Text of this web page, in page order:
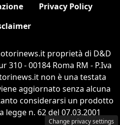
Privacy Policy
proprietà di D&D
310 - 00184 Roma RM - P.Iva
non è una testata
aggiornato senza alcuna
considerarsi un prodotto
n. 62 del 07.03.2001
Change privacy settings